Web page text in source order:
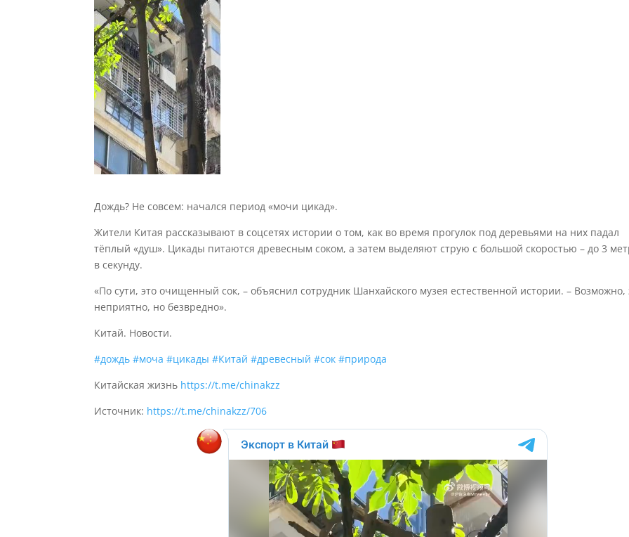
Дождь? Не совсем: начался период «мочи цикад».
Жители Китая рассказывают в соцсетях истории о том, как во время прогулок под деревьями на них падал
тёплый «душ». Цикады питаются древесным соком, а затем выделяют струю с большой скоростью – до 3
в секунду.
«По сути, это очищенный сок, – объяснил сотрудник Шанхайского музея естественной истории. – Возможно,
неприятно, но безвредно».
Китай. Новости.
#дождь #моча #цикады #Китай #древесный #сок #природа
Китайская жизнь https://t.me/chinakzz
Источник: https://t.me/chinakzz/706